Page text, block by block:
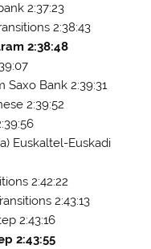
2:37:23
2:38:43
2:38:48
Saxo Bank 2:39:31
2:39:52
Euskaltel-Euskadi
2:42:22
2:43:13
2:43:16
2:43:55